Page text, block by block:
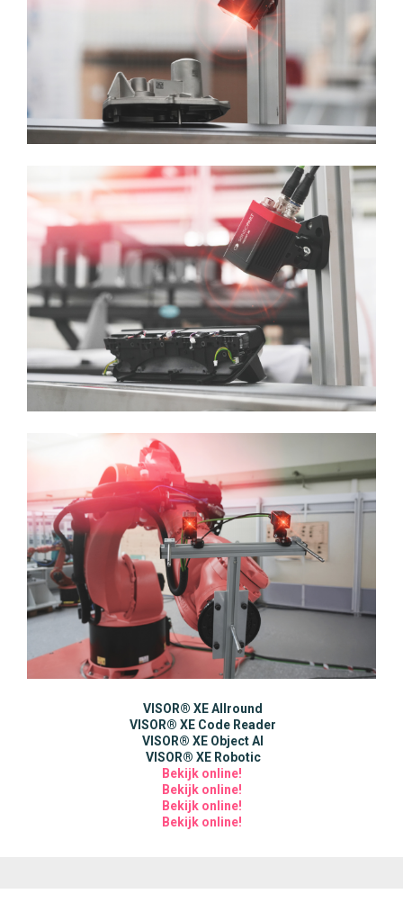
VISOR® XE Allround
VISOR® XE Code Reader
VISOR® XE Object AI
VISOR® XE Robotic
Bekijk online!
Bekijk online!
Bekijk online!
Bekijk online!